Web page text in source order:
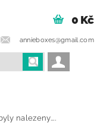
annieboxes@gmail.com
0 Kč
nalezeny....